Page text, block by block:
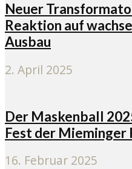
Neuer
Reaktion auf
Ausbau
2. April 2025
Der Maskenball
Fest der Mieminger
16. Februar 2025